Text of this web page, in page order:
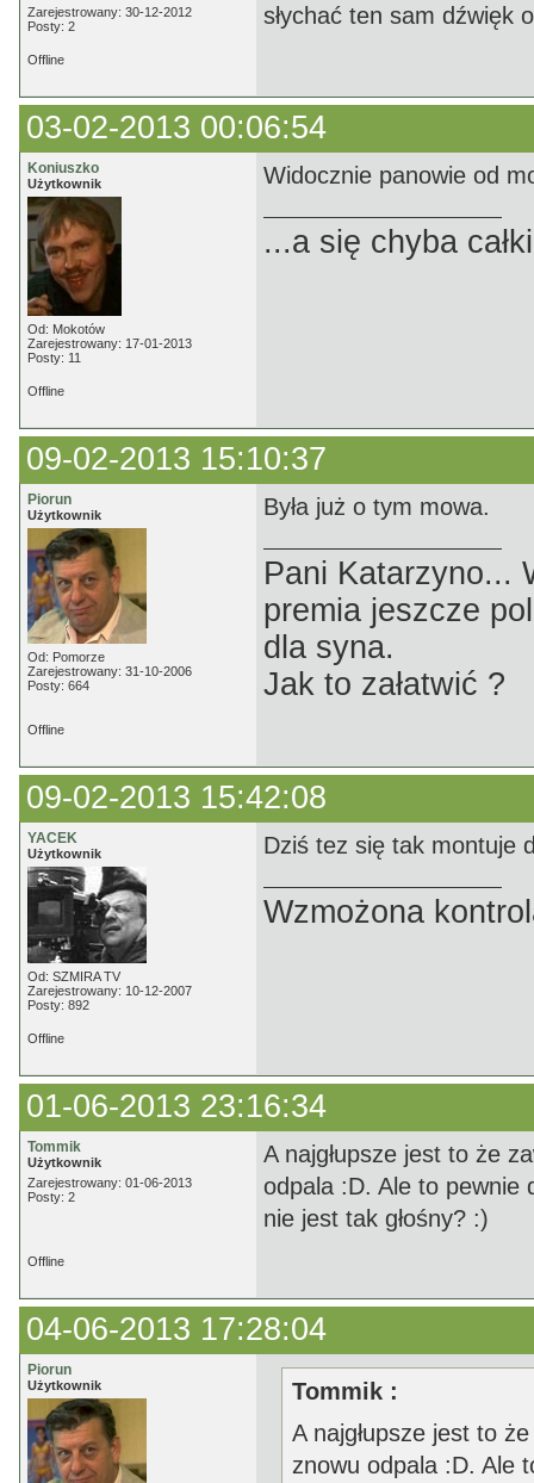
Zarejestrowany: 30-12-2012
Posty: 2
słychać ten sam dźwięk
Offline
03-02-2013 00:06:54
Koniuszko
Użytkownik
Od: Mokotów
Zarejestrowany: 17-01-2013
Posty: 11
Widocznie panowie od
...a się chyba
Offline
09-02-2013 15:10:37
Piorun
Użytkownik
Od: Pomorze
Zarejestrowany: 31-10-2006
Posty: 664
Była już o tym mowa.
Pani Katarzyno...
premia jeszcze
dla syna.
Jak to załatwić ?
Offline
09-02-2013 15:42:08
YACEK
Użytkownik
Od: SZMIRA TV
Zarejestrowany: 10-12-2007
Posty: 892
Dziś tez się tak montuje
Wzmożona
Offline
01-06-2013 23:16:34
Tommik
Użytkownik
Zarejestrowany: 01-06-2013
Posty: 2
A najgłupsze jest to że
odpala :D. Ale to pewnie
nie jest tak głośny? :)
Offline
04-06-2013 17:28:04
Piorun
Użytkownik
Tommik :
A najgłupsze jest to
znowu odpala :D. Ale